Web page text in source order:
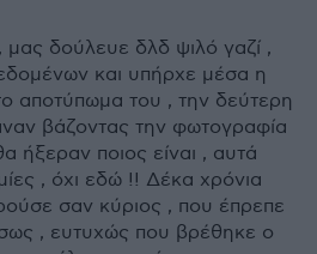
μας δούλευε δλδ ψιλό γαζί ,
και υπήρχε μέσα η
αποτύπωμα του , την δεύτερη
βάζοντας την φωτογραφία
ήξεραν ποιος είναι , αυτά
, όχι εδώ !! Δέκα χρόνια
σαν κύριος , που έπρεπε
, ευτυχώς που βρέθηκε ο